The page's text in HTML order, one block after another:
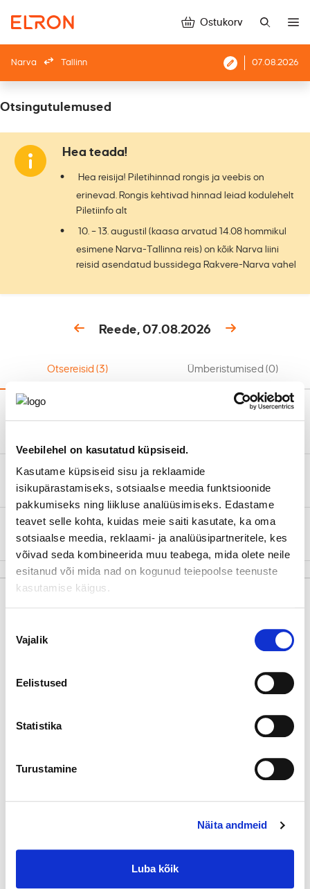
Veebilehel on kasutatud küpsiseid.
Kasutame küpsiseid sisu ja reklaamide
isikupärastamiseks, sotsiaalse meedia funktsioonide
pakkumiseks ning liikluse analüüsimiseks. Edastame
teavet selle kohta, kuidas meie saiti kasutate, ka oma
sotsiaalse meedia, reklaami- ja analüüsipartneritele, kes
võivad seda kombineerida muu teabega, mida olete neile
esitanud või mida nad on kogunud teiepoolse teenuste
kasutamise käigus.
valik
Vajalik
Eelistused
Statistika
Turustamine
Näita andmeid
Luba kõik
Ostukorv
Narva Tallinn 07.08.2026
Otsingutulemused
Hea teada!
Hea reisija! Piletihinnad rongis ja veebis on
erinevad. Rongis kehtivad hinnad leiad kodulehelt
Piletiinfo alt
10. – 13. augustil (kaasa arvatud 14.08 hommikul
esimene Narva-Tallinna reis) on kõik Narva liini
reisid asendatud bussidega Rakvere-Narva vahel
Reede, 07.08.2026
Otsereisid (3) Ümberistumised (0)
14:36 17:322h 56 min 13,90€
17:28 20:26 2h 58 min
227 Narva-Tallinn
20:23 22:542h 31 min 16,00€
23 Narva-Tallinn